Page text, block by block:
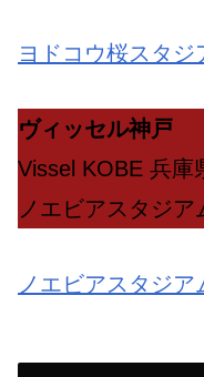
ヨドコウ桜スタジ
ヴィッセル神戸
Vissel KOBE 兵庫
ノエビアスタジア
ノエビアスタジア